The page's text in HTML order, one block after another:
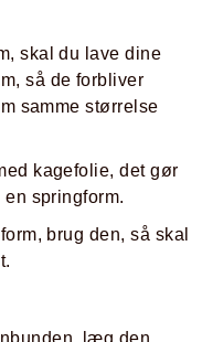
skal du lave dine
så de forbliver
samme størrelse
kagefolie, det gør
springform.
brug den, så skal